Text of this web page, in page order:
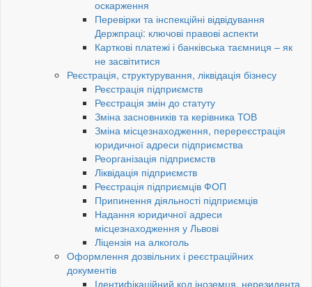
оскарження
Перевірки та інспекційні відвідування
Держпраці: ключові правові аспекти
Карткові платежі і банківська таємниця – як
не засвітитися
Реєстрація, структурування, ліквідація бізнесу
Реєстрація підприємств
Реєстрація змін до статуту
Зміна засновників та керівника ТОВ
Зміна місцезнаходження, перереєстрація
юридичної адреси підприємства
Реорганізація підприємств
Ліквідація підприємств
Реєстрація підприємців ФОП
Припинення діяльності підприємців
Надання юридичної адреси
місцезнаходження у Львові
Ліцензія на алкоголь
Оформлення дозвільних і реєстраційних
документів
Ідентифікаційний код іноземця, нерезидента